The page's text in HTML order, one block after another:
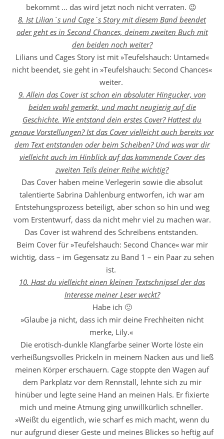
bekommt … das wird jetzt noch nicht verraten. 😉
8. Ist Lilian´s und Cage´s Story mit diesem Band beendet
oder geht es in Second Chances, deinem zweiten Buch mit
den beiden noch weiter?
Lilians und Cages Story ist mit »Teufelshauch: Untamed«
nicht beendet, sie geht in »Teufelshauch: Second Chances«
weiter.
9. Allein das Cover ist schon ein absoluter Hingucker, von
beiden wohl gemerkt, und macht neugierig auf die
Geschichte. Wie entstand dein erstes Cover? Hattest du
genaue Vorstellungen? Ist das Cover vielleicht auch bereits vor
dem Text entstanden oder beim Scheiben? Und was war dir
vielleicht auch im Hinblick auf das kommende Cover des
zweiten Teils deiner Reihe wichtig?
Das Cover haben meine Verlegerin sowie die absolut
talentierte Sabrina Dahlenburg entworfen, ich war am
Entstehungsprozess beteiligt, aber schon so hin und weg
vom Erstentwurf, dass da nicht mehr viel zu machen war.
Das Cover ist während des Schreibens entstanden.
Beim Cover für »Teufelshauch: Second Chance« war mir
wichtig, dass – im Gegensatz zu Band 1 – ein Paar zu sehen
ist.
10. Hast du vielleicht einen kleinen Textschnipsel der das
Interesse meiner Leser weckt?
Habe ich 🙂
»Glaube ja nicht, dass ich mir deine Frechheiten nicht
merke, Lily.«
Die erotisch-dunkle Klangfarbe seiner Worte löste ein
verheißungsvolles Prickeln in meinem Nacken aus und ließ
meinen Körper erschauern. Cage stoppte den Wagen auf
dem Parkplatz vor dem Rennstall, lehnte sich zu mir
hinüber und legte seine Hand an meinen Hals. Er fixierte
mich und meine Atmung ging unwillkürlich schneller.
»Weißt du eigentlich, wie scharf es mich macht, wenn du
nur aufgrund dieser Geste und meines Blickes so heftig auf